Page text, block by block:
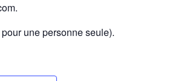
une personne seule).